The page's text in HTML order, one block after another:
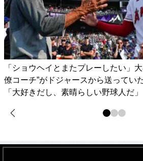
「ショウヘイとまたプレーしたい」
僚コーチ”がドジャースから送ってい
「大好きだし、素晴らしい野球人だ」